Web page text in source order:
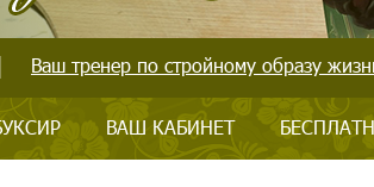
Ваш тренер по стройному образу
ВАШ КАБИНЕТ